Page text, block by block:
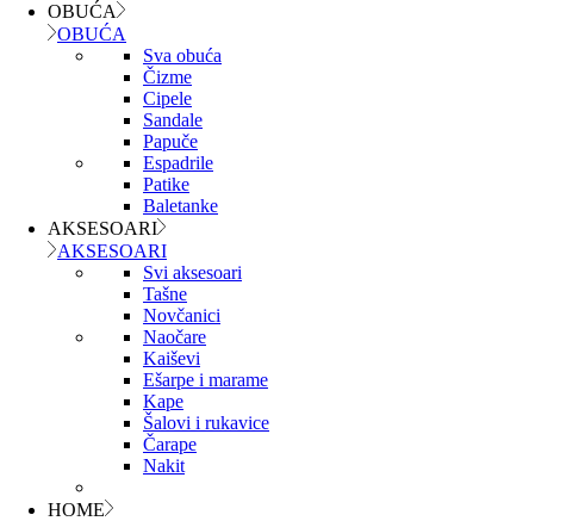
OBUĆA
OBUĆA
Sva obuća
Čizme
Cipele
Sandale
Papuče
Espadrile
Patike
Baletanke
AKSESOARI
AKSESOARI
Svi aksesoari
Tašne
Novčanici
Naočare
Kaiševi
Ešarpe i marame
Kape
Šalovi i rukavice
Čarape
Nakit
HOME